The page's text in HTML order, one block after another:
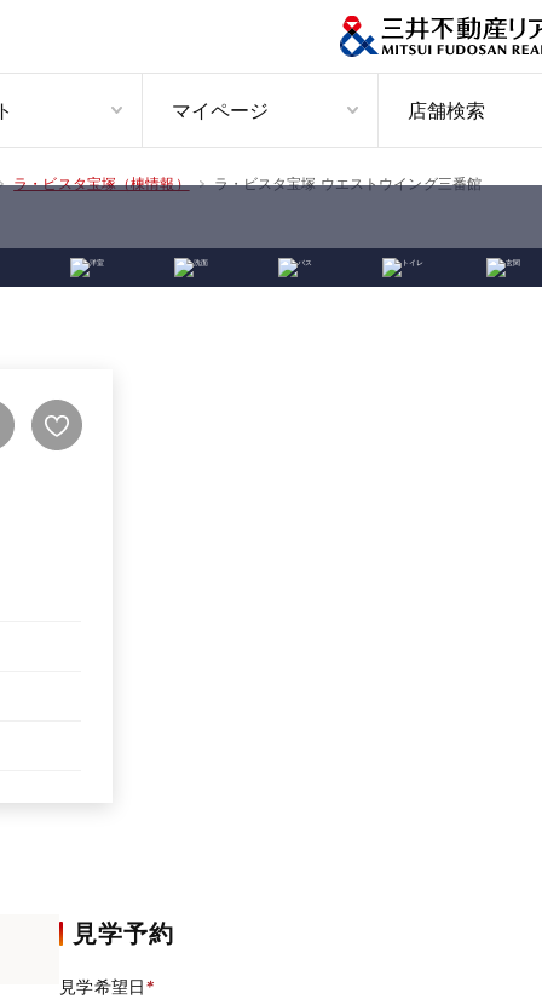
マイページ 店舗検索
ラ・ビスタ宝塚（棟情報） ラ・ビスタ宝塚 ウエストウイング三番館
見学予約
見学希望日*